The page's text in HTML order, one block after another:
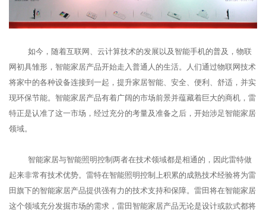
如今，随着互联网、云计算技术的发展以及智能手机的普及，物联
网初具雏形，智能家居产品开始走入普通人的生活。人们通过物联网技术
将家中的各种设备连接到一起，提升家居智能、安全、便利、舒适，并实
现环保节能。智能家居产品有着广阔的市场前景并蕴藏着巨大的商机，雷
特正是认准了这一市场，经过充分的考量及准备之后，开始涉足智能家居
领域。
智能家居与智能照明控制两者在技术领域都是相通的，因此雷特做
起来非常有技术优势。雷特在智能照明控制上积累的成熟技术经验将为雷
田旗下的智能家居产品提供强有力的技术支持和保障。雷田将在智能家居
这个领域充分发掘市场的需求，雷田智能家居产品无论是设计或款式都将